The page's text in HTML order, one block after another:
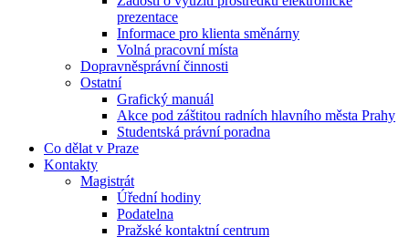
prezentace
Informace pro klienta směnárny
Volná pracovní místa
Dopravněsprávní činnosti
Ostatní
Grafický manuál
Akce pod záštitou radních hlavního města Prahy
Studentská právní poradna
Co dělat v Praze
Kontakty
Magistrát
Úřední hodiny
Podatelna
Pražské kontaktní centrum